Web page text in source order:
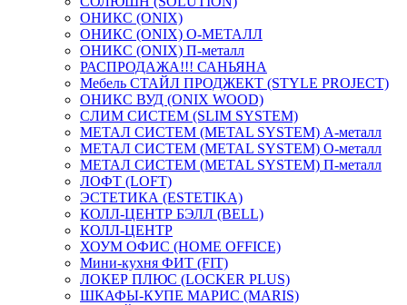
ОНИКС (ONIX)
ОНИКС (ONIX) O-МЕТАЛЛ
ОНИКС (ONIX) П-металл
РАСПРОДАЖА!!! САНЬЯНА
Мебель СТАЙЛ ПРОДЖЕКТ (STYLE PROJECT)
ОНИКС ВУД (ONIX WOOD)
СЛИМ СИСТЕМ (SLIM SYSTEM)
МЕТАЛ СИСТЕМ (METAL SYSTEM) А-металл
МЕТАЛ СИСТЕМ (METAL SYSTEM) О-металл
МЕТАЛ СИСТЕМ (METAL SYSTEM) П-металл
ЛОФТ (LOFT)
ЭСТЕТИКА (ESTETIKA)
КОЛЛ-ЦЕНТР БЭЛЛ (BELL)
КОЛЛ-ЦЕНТР
ХОУМ ОФИС (HOME OFFICE)
Мини-кухня ФИТ (FIT)
ЛОКЕР ПЛЮС (LOCKER PLUS)
ШКАФЫ-КУПЕ МАРИС (MARIS)